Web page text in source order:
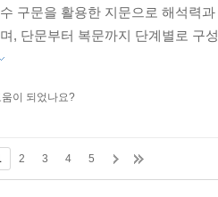
구문을 활용한 지문으로 해석력
, 단문부터 복문까지 단계별로 구
이 되었나요?
2 3 4 5